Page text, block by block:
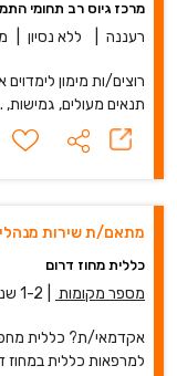
מרכז גיוס רב תחומי
רעננה ללא נסיון
רוצים/ות מימון
תנאים מעולים, גמישות,
מתאם/ת שירות
כללית מחוז דרום
מספר מקומות 1-2 שנים
אקדמאי/ת? כללית
למרפאות כללית במחוז